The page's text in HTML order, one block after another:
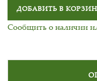
ДОБАВИТЬ В
Сообщить о наличии